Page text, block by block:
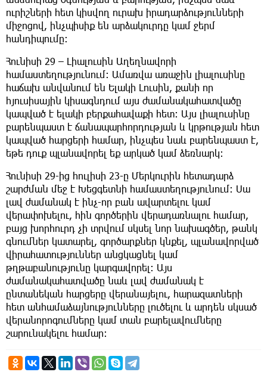
ուրիշների հետ կիսվող ուրախ իրադարձությունների
միջոցով, ինչպիսիք են արձակուրդը կամ ջերմ
հանդիպումը։
Հունիսի 29 – Լիալուսին Աղեղնավորի
համաստեղությունում։ Ամառվա առաջին լիալուսինը
հաճախ անվանում են Ելակի Լուսին, քանի որ
հյուսիսային կիսագնդում այս ժամանակահատվածը
կապված է ելակի բերքահավաքի հետ։ Այս լիալուսինը
բարենպաստ է ճանապարհորդության և կրթության հետ
կապված հարցերի համար, ինչպես նաև բարենպաստ է,
եթե դուք պլանավորել եք արկած կամ ձեռնարկ։
Հունիսի 29-ից հուլիսի 23-ը Մերկուրին հետադարձ
շարժման մեջ է Խեցգետնի համաստեղությունում։ Սա
լավ ժամանակ է ինչ-որ բան ավարտելու կամ
վերափոխելու, հին գործերին վերադառնալու համար,
բայց խորհուրդ չի տրվում սկսել նոր նախագծեր, թանկ
գնումներ կատարել, գործարքներ կնքել, պլանավորված
վիրահատություններ անցկացնել կամ
թղթաբանությունը կարգավորել։ Այս
ժամանակահատվածը նաև լավ ժամանակ է
ընտանեկան հարցերը վերանայելու, հարազատների
հետ անհամաձայնությունները լուծելու և արդեն սկսած
վերանորոգումները կամ տան բարելավումները
շարունակելու համար։